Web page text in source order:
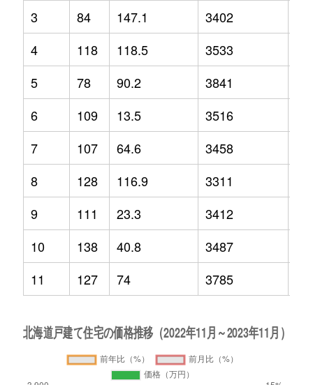
3
84 147.1 3402
4
118 118.5 3533
5
78 90.2 3841
6
109 13.5 3516
7
107 64.6 3458
8
128 116.9 3311
9
111 23.3 3412
10
138 40.8 3487
11
127 74 3785